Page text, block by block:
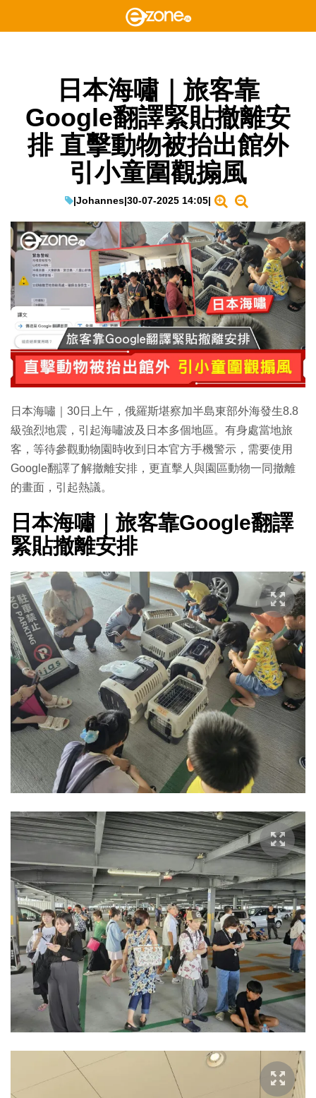
日本海嘯｜旅客靠
Google翻譯緊貼撤離安
排 直擊動物被抬出館外
引小童圍觀搧風
|Johannes|30-07-2025 14:05|
日本海嘯｜30日上午，俄羅斯堪察加半島東部外海發生8.8
級強烈地震，引起海嘯波及日本多個地區。有身處當地旅
客，等待參觀動物園時收到日本官方手機警示，需要使用
Google翻譯了解撤離安排，更直擊人與園區動物一同撤離
的畫面，引起熱議。
日本海嘯｜旅客靠Google翻譯
緊貼撤離安排